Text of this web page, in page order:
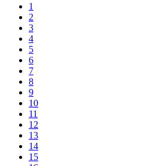
1
2
3
4
5
6
7
8
9
10
11
12
13
14
15